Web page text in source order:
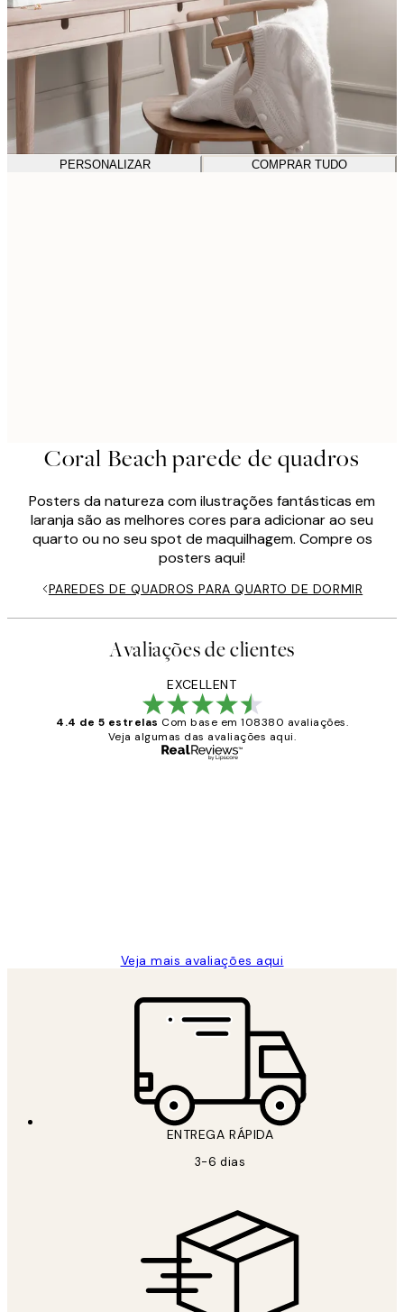
PERSONALIZAR COMPRAR TUDO
Coral Beach parede de quadros
Posters da natureza com ilustrações fantásticas em
laranja são as melhores cores para adicionar ao seu
quarto ou no seu spot de maquilhagem. Compre os
posters aqui!
PAREDES DE QUADROS PARA QUARTO DE DORMIR
Avaliações de clientes
EXCELLENT
4.4 de 5 estrelas Com base em 108380 avaliações.
Veja algumas das avaliações aqui.
Veja mais avaliações aqui
ENTREGA RÁPIDA
3-6 dias